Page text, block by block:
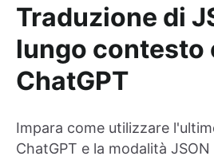
Traduzione di
lungo contesto
ChatGPT
Impara come utilizzare
ChatGPT e la modalità